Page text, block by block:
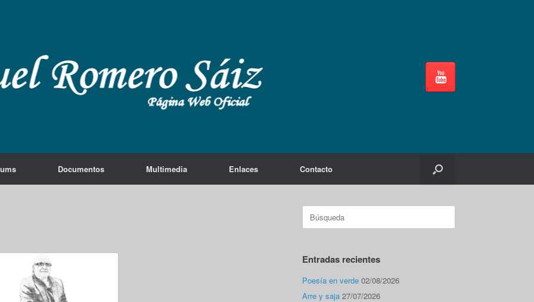
Documentos Multimedia Enlaces Contacto
Buscar:
Entradas recientes
Poesía en verde 02/08/2026
Arre y saja 27/07/2026